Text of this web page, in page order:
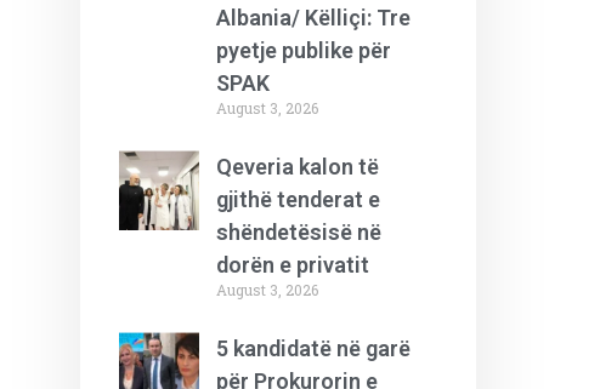
Albania/ Këlliçi: Tre
pyetje publike për
SPAK
August 3, 2026
Qeveria kalon të
gjithë tenderat e
shëndetësisë në
dorën e privatit
August 3, 2026
5 kandidatë në garë
për Prokurorin e